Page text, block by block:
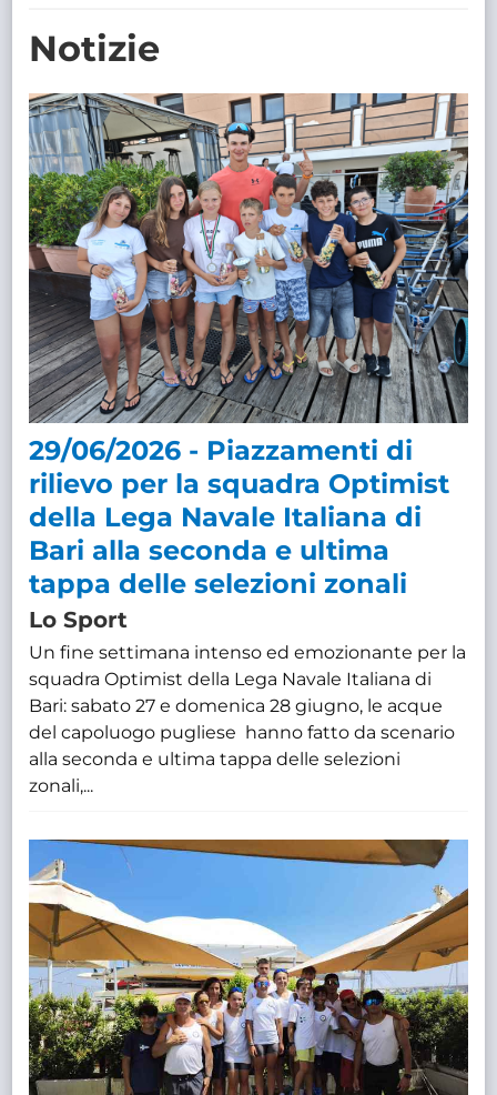
Notizie
29/06/2026 - Piazzamenti di
rilievo per la squadra Optimist
della Lega Navale Italiana di
Bari alla seconda e ultima
tappa delle selezioni zonali
Lo Sport
Un fine settimana intenso ed emozionante per la
squadra Optimist della Lega Navale Italiana di
Bari: sabato 27 e domenica 28 giugno, le acque
del capoluogo pugliese hanno fatto da scenario
alla seconda e ultima tappa delle selezioni
zonali,...